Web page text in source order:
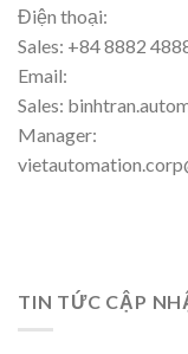
Điện thoại:
Sales: +84 8882
Email:
Sales:
Manager:
TIN TỨC CẬP